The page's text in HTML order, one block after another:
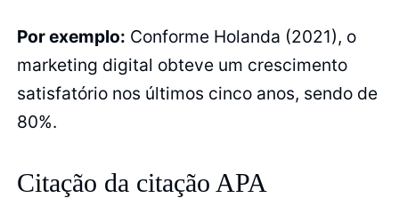
Por exemplo: Conforme Holanda (2021), o
marketing digital obteve um crescimento
satisfatório nos últimos cinco anos, sendo de
80%.
Citação da citação APA